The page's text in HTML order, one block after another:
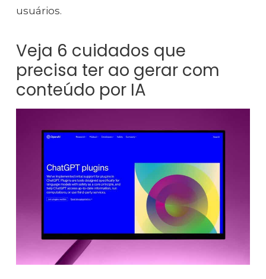
usuários.
Veja 6 cuidados que
precisa ter ao gerar com
conteúdo por IA